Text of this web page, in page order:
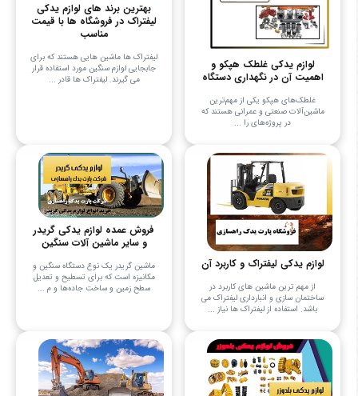
لوازم یدکی غلطک هپکو و
اهمیت آن در نگهداری دستگاه
غلطک‌های هپکو یکی از مهم‌ترین
ماشین‌آلات صنعتی و عمرانی هستند که
در پروژه‌های را ...
بهترین برند های لوازم یدکی
لیفتراک در فروشگاه ها با قیمت
مناسب
لیفتراک ها ماشین هایی هستند که برای
جابجایی لوازم سنگین مورد استفاده قرار
می گیرند. لیفتراک ها قادر ...
لوازم یدکی لیفتراک و کاربرد آن
از مهم ترین ماشین های کاربرد در
ساختمان سازی و انبارداری لیفتراک می
باشد. استفاده از لیفتراک ها نیاز ...
فروش عمده لوازم یدکی گریدر
و سایر ماشین آلات سنگین
ماشین گریدر یک نوع دستگاه سنگین و
مکانیزه است که برای تسطیح و تعدیل
سطح زمین و ساخت جاده‌ها و م ...